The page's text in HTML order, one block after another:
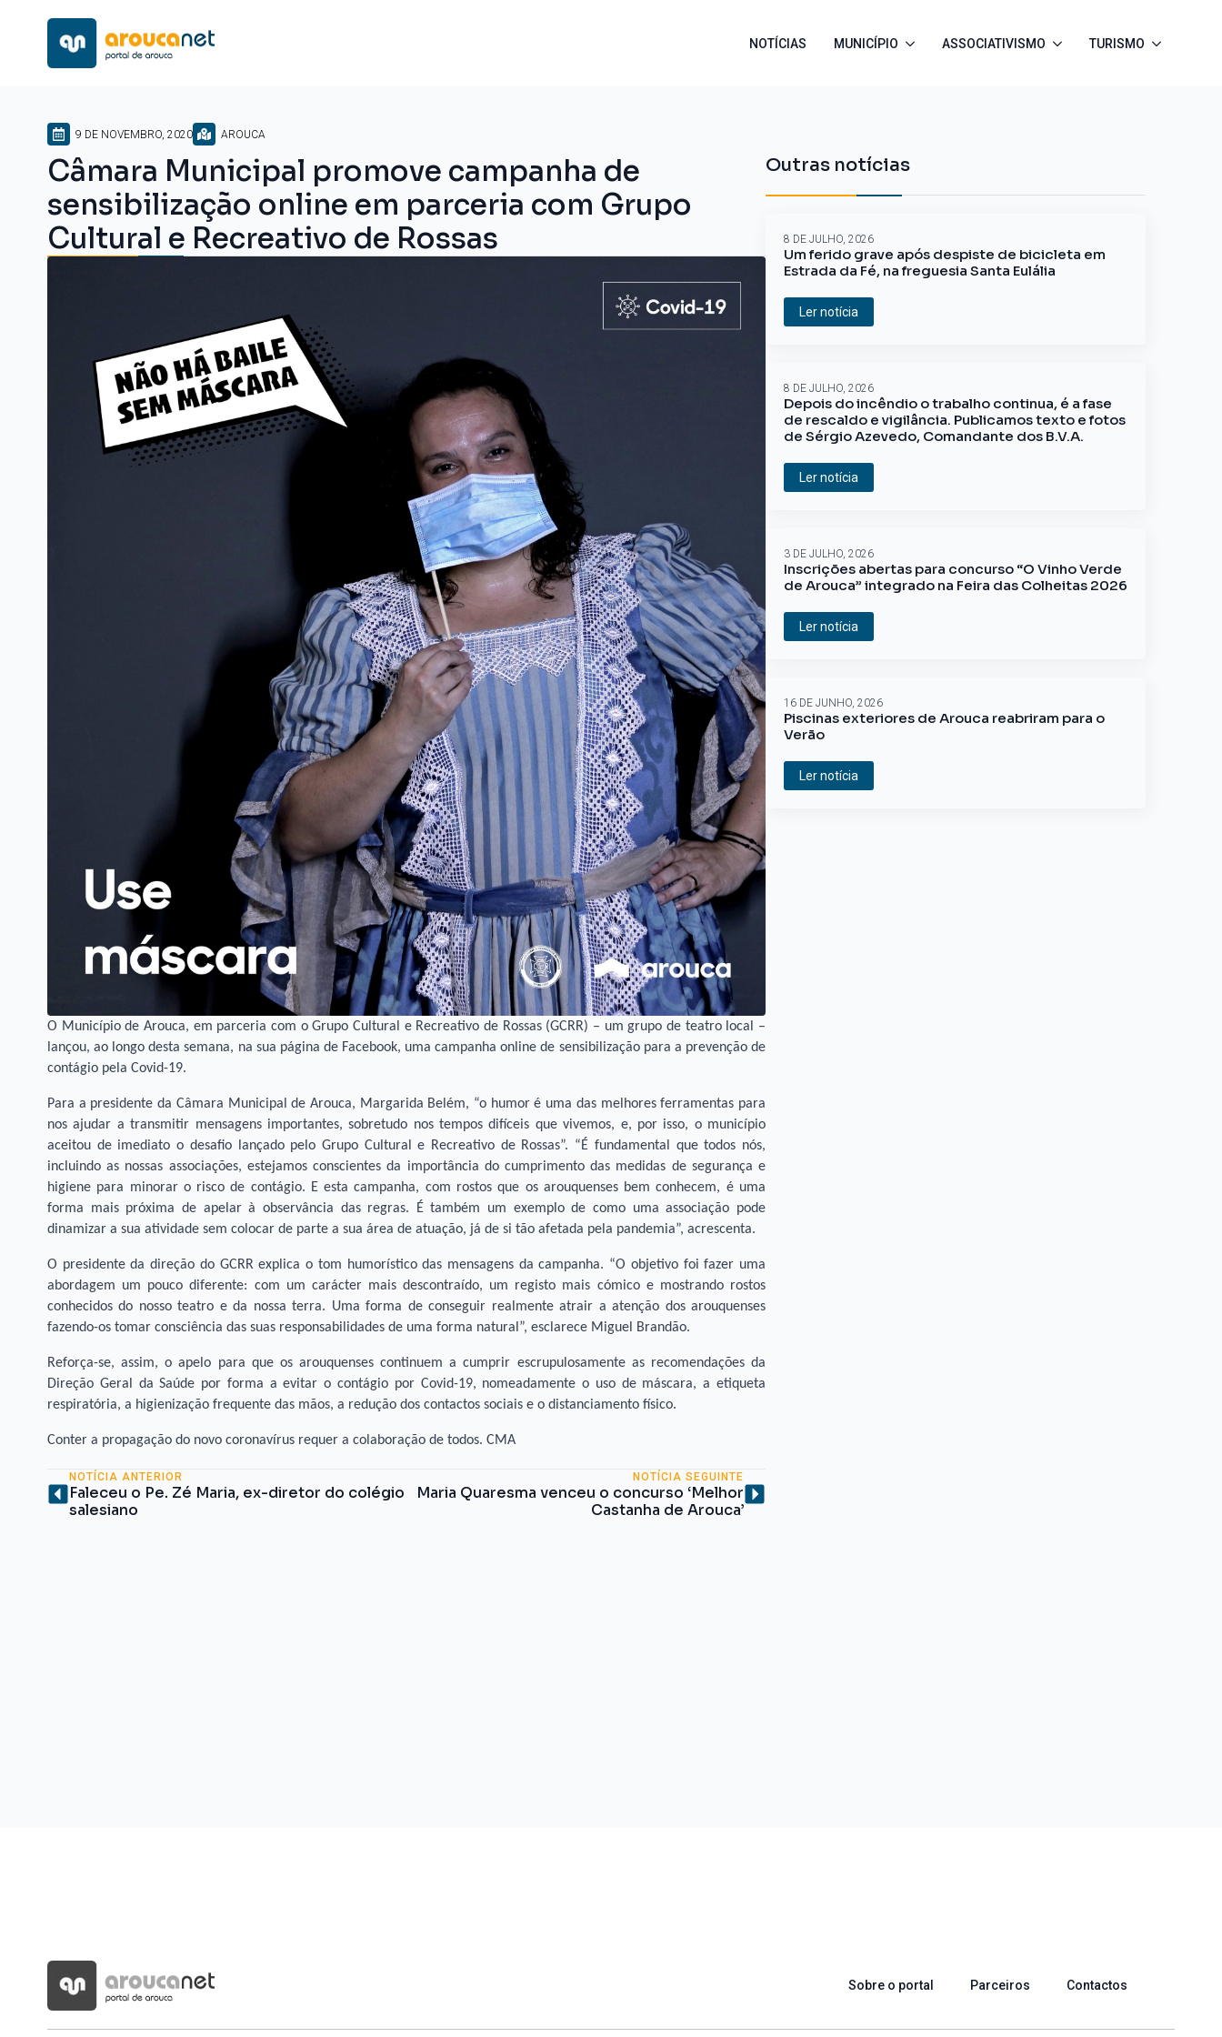
NOTÍCIAS MUNICÍPIO ASSOCIATIVISMO TURISMO
9 DE NOVEMBRO, 2020 AROUCA
Câmara Municipal promove campanha de
sensibilização online em parceria com Grupo
Cultural e Recreativo de Rossas
O Município de Arouca, em parceria com o Grupo Cultural e Recreativo de Rossas (GCRR) – um grupo de teatro local –
lançou, ao longo desta semana, na sua página de Facebook, uma campanha online de sensibilização para a prevenção de
contágio pela Covid-19.
Para a presidente da Câmara Municipal de Arouca, Margarida Belém, “o humor é uma das melhores ferramentas para
nos ajudar a transmitir mensagens importantes, sobretudo nos tempos difíceis que vivemos, e, por isso, o município
aceitou de imediato o desafio lançado pelo Grupo Cultural e Recreativo de Rossas”. “É fundamental que todos nós,
incluindo as nossas associações, estejamos conscientes da importância do cumprimento das medidas de segurança e
higiene para minorar o risco de contágio. E esta campanha, com rostos que os arouquenses bem conhecem, é uma
forma mais próxima de apelar à observância das regras. É também um exemplo de como uma associação pode
dinamizar a sua atividade sem colocar de parte a sua área de atuação, já de si tão afetada pela pandemia”, acrescenta.
O presidente da direção do GCRR explica o tom humorístico das mensagens da campanha. “O objetivo foi fazer uma
abordagem um pouco diferente: com um carácter mais descontraído, um registo mais cómico e mostrando rostos
conhecidos do nosso teatro e da nossa terra. Uma forma de conseguir realmente atrair a atenção dos arouquenses
fazendo-os tomar consciência das suas responsabilidades de uma forma natural”, esclarece Miguel Brandão.
Reforça-se, assim, o apelo para que os arouquenses continuem a cumprir escrupulosamente as recomendações da
Direção Geral da Saúde por forma a evitar o contágio por Covid-19, nomeadamente o uso de máscara, a etiqueta
respiratória, a higienização frequente das mãos, a redução dos contactos sociais e o distanciamento físico.
Conter a propagação do novo coronavírus requer a colaboração de todos. CMA
NOTÍCIA ANTERIOR
Faleceu o Pe. Zé Maria, ex-diretor do colégio
salesiano
NOTÍCIA SEGUINTE
Maria Quaresma venceu o concurso ‘Melhor
Castanha de Arouca’
Outras notícias
Um ferido grave após despiste de bicicleta em
Estrada da Fé, na freguesia Santa Eulália
8 DE JULHO, 2026
Ler notícia
Depois do incêndio o trabalho continua, é a fase
de rescaldo e vigilância. Publicamos texto e fotos
de Sérgio Azevedo, Comandante dos B.V.A.
8 DE JULHO, 2026
Ler notícia
Inscrições abertas para concurso “O Vinho Verde
de Arouca” integrado na Feira das Colheitas 2026
3 DE JULHO, 2026
Ler notícia
Piscinas exteriores de Arouca reabriram para o
Verão
16 DE JUNHO, 2026
Ler notícia
Sobre o portal Parceiros Contactos